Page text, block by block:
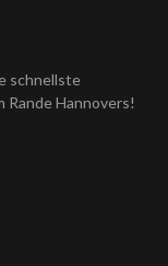
schnellste
Hannovers!